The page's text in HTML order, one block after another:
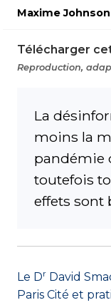
Maxime Johnson
Télécharger
Reproduction,
La
moins la
pandémie
toutefois
effets sont
Le Dr David
Paris Cité et